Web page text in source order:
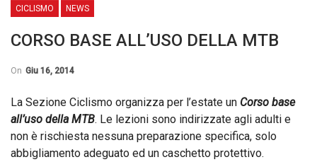
CICLISMO NEWS
CORSO BASE ALL’USO DELLA MTB
On Giu 16, 2014
La Sezione Ciclismo organizza per l’estate un Corso base
all’uso della MTB. Le lezioni sono indirizzate agli adulti e
non è rischiesta nessuna preparazione specifica, solo
abbigliamento adeguato ed un caschetto protettivo.